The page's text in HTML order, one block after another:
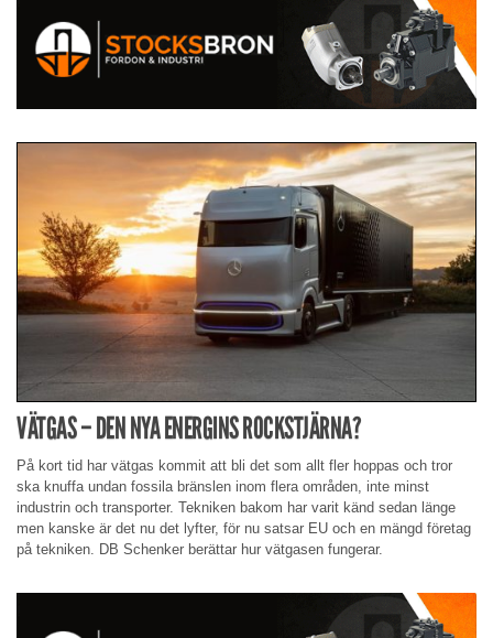
VÄTGAS – DEN NYA ENERGINS ROCKSTJÄRNA?
På kort tid har vätgas kommit att bli det som allt fler hoppas och tror
ska knuffa undan fossila bränslen inom flera områden, inte minst
industrin och transporter. Tekniken bakom har varit känd sedan länge
men kanske är det nu det lyfter, för nu satsar EU och en mängd företag
på tekniken. DB Schenker berättar hur vätgasen fungerar.